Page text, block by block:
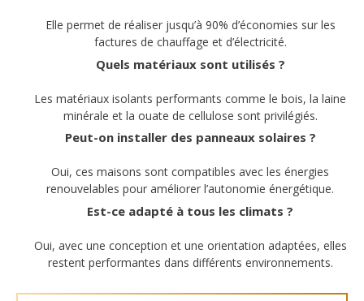
Elle permet de réaliser jusqu’à 90% d’économies sur les
factures de chauffage et d’électricité.
Quels matériaux sont utilisés ?
Les matériaux isolants performants comme le bois, la laine
minérale et la ouate de cellulose sont privilégiés.
Peut-on installer des panneaux solaires ?
Oui, ces maisons sont compatibles avec les énergies
renouvelables pour améliorer l’autonomie énergétique.
Est-ce adapté à tous les climats ?
Oui, avec une conception et une orientation adaptées, elles
restent performantes dans différents environnements.